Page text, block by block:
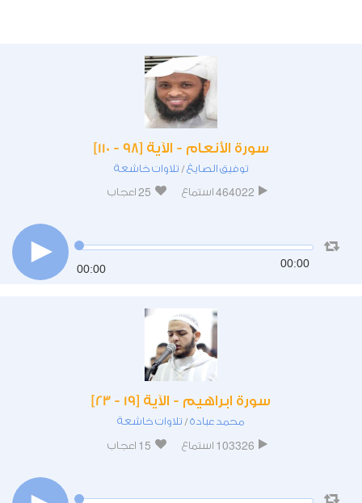
سورة الأنعام - الآية [98 - 110]
توفيق الصايغ/ تلاوات خاشعة
464022 استماع 25 اعجاب
00:00 00:00
سورة ابراهيم - الآية [19 - 23]
محمد عبادة/ تلاوات خاشعة
103326 استماع 15 اعجاب